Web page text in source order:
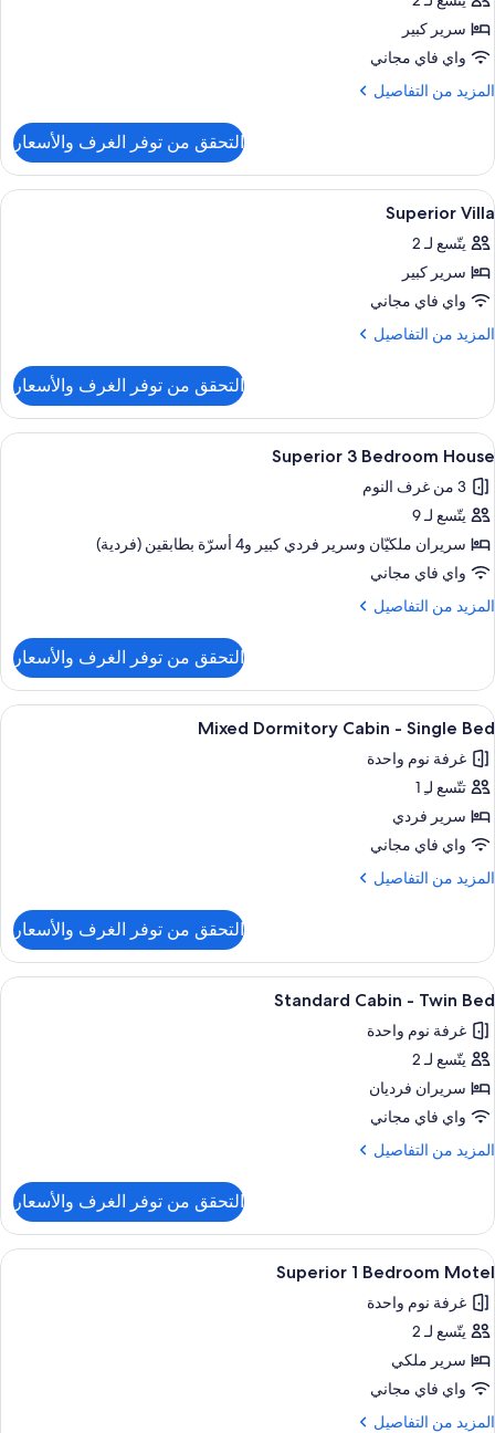
Bed
صور
كابينة
عادية
سرير كبير
واي فاي مجاني
المزيد من التفاصيل
المزيد
كابينة
عادية
التحقق من توفر الغرف والأسعار
استعراض
جميع
صور
Superior
Villa
20
Superior Villa
يتّسع لـ 2
سرير كبير
واي فاي مجاني
المزيد من التفاصيل
المزيد
Superior
Villa
التحقق من توفر الغرف والأسعار
استعراض
جميع
صور
Superior
3
Bedroom
House
19
Superior 3 Bedroom House
3 من غرف النوم
يتّسع لـ 9
سريران ملكيّان‫‬ وسرير فردي كبير‫‬ و4 أسرّة بطابقين (فردية)
واي فاي مجاني
المزيد من التفاصيل
المزيد
Superior
Bedroom
التحقق من توفر الغرف والأسعار
استعراض
جميع
صور
Mixed
Dormitory
Cabin
-
Single
3
Mixed Dormitory Cabin - Single Bed
غرفة نوم واحدة
تتّسع لـِ 1
سرير فردي
واي فاي مجاني
المزيد من التفاصيل
المزيد
Mixed
Dormitory
Cabin
Single
Bed
التحقق من توفر الغرف والأسعار
استعراض
جميع
صور
Standard
Cabin
-
Twin
Bed
5
Standard Cabin - Twin Bed
غرفة نوم واحدة
يتّسع لـ 2
سريران فرديان
واي فاي مجاني
المزيد من التفاصيل
المزيد
Standard
Cabin
-
Bed
التحقق من توفر الغرف والأسعار
استعراض
جميع
صور
Superior
1
Bedroom
Motel
8
Superior 1 Bedroom Motel
غرفة نوم واحدة
يتّسع لـ 2
سرير ملكي
واي فاي مجاني
المزيد من التفاصيل
المزيد